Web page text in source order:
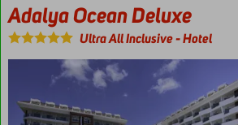
Adalya Ocean Deluxe
Ultra All Inclusive-Hotel